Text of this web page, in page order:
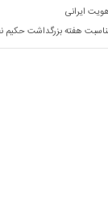
ایرانی
هفته بزرگداشت حکیم